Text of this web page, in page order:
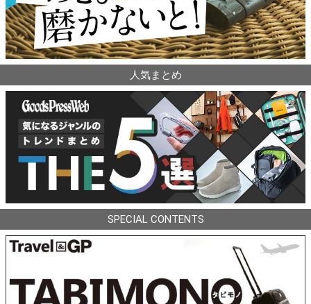
人気まとめ
SPECIAL CONTENTS